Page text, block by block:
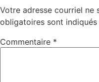
Votre adresse courriel ne
obligatoires sont indiqués
Commentaire *